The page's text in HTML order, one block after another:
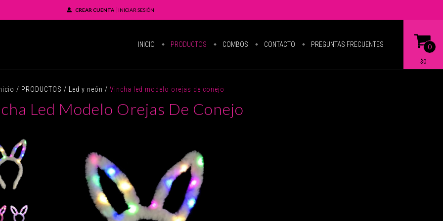
CREAR CUENTA INICIAR SESIÓN
INICIO PRODUCTOS COMBOS CONTACTO PREGUNTAS FRECUENTES 0
$0
/ PRODUCTOS / Led y neón / Vincha led modelo orejas de conejo
Led Modelo Orejas De Conejo